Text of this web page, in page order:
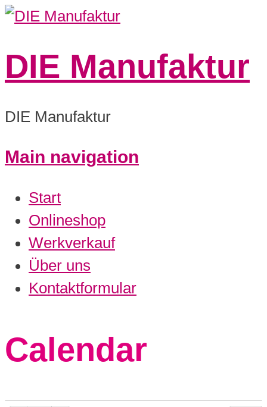
DIE Manufaktur
DIE Manufaktur
Main navigation
Start
Onlineshop
Werkverkauf
Über uns
Kontaktformular
Calendar